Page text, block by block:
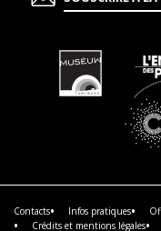
En
plus
Contacts Infos pratiques
Crédits et mentions légales